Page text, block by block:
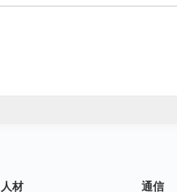
人材
通信